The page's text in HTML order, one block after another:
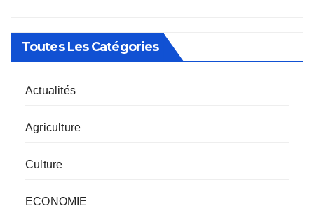
Toutes Les Catégories
Actualités
Agriculture
Culture
ECONOMIE